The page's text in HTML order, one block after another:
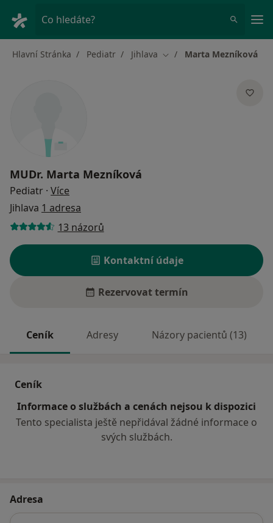
Co hledáte?
Hlavní Stránka Pediatr Jihlava Změna města
Marta Mezníková
MUDr. Marta Mezníková
Pediatr · Více
Jihlava 1 adresa
13 názorů
Kontaktní údaje
Rezervovat termín
Ceník Adresy Názory pacientů (13)
Ceník
Informace o službách a cenách nejsou k dispozici
Tento specialista ještě nepřidával žádné informace o
svých službách.
Adresa